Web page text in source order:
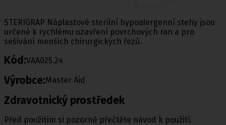
STERIGRAP Náplasťové sterilní hypoalergenní stehy jsou
určené k rychlému uzavření povrchových ran a pro
sešívání menších chirurgických řezů.
Kód:VAA025.24
Výrobce:Master Aid
Zdravotnický prostředek
Před použitím si pozorně přečtěte návod k použití.